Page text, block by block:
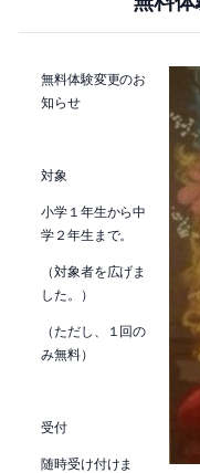
無料体験変更のお
知らせ
対象
小学１年生から中
学２年生まで。
（対象者を広げま
した。）
（ただし、１回の
み無料）
受付
随時受け付けま